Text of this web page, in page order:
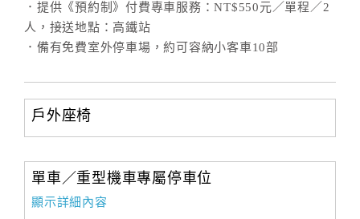
．提供《預約制》付費專車服務：NT$550元／單程／2
人，接送地點：高鐵站
．備有免費室外停車場，約可容納小客車10部
戶外座椅
單車／重型機車專屬停車位
顯示詳細內容